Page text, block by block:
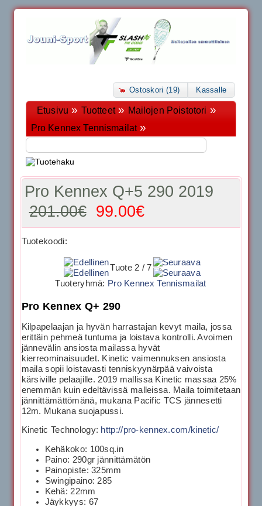
Ostoskori (19) Kassalle
Etusivu » Tuotteet» Mailojen Poistotori »
Pro Kennex Tennismailat»
Pro Kennex Q+5 290 2019
201.00€ 99.00€
Tuotekoodi:
Tuote 2 / 7
Tuoteryhmä: Pro Kennex Tennismailat
Pro Kennex Q+ 290
Kilpapelaajan ja hyvän harrastajan kevyt maila, jossa
erittäin pehmeä tuntuma ja loistava kontrolli. Avoimen
jännevälin ansiosta mailassa hyvät
kierreominaisuudet. Kinetic vaimennuksen ansiosta
maila sopii loistavasti tenniskyynärpää vaivoista
kärsiville pelaajille. 2019 mallissa Kinetic massaa 25%
enemmän kuin edeltävissä malleissa. Maila toimitetaan
jännittämättömänä, mukana Pacific TCS jännesetti
12m. Mukana suojapussi.
Kinetic Technology: http://pro-kennex.com/kinetic/
Kehäkoko: 100sq.in
Paino: 290gr jännittämätön
Painopiste: 325mm
Swingipaino: 285
Kehä: 22mm
Jäykkyys: 67